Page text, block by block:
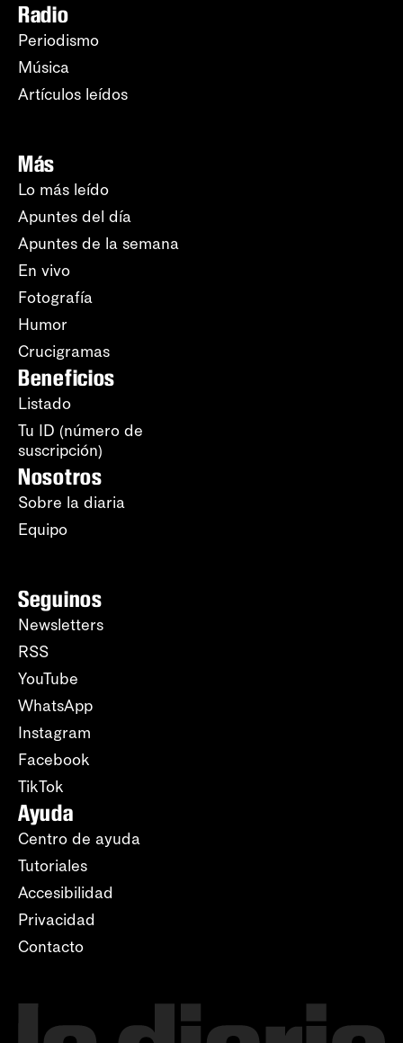
Radio
Periodismo
Música
Artículos leídos
Más
Lo más leído
Apuntes del día
Apuntes de la semana
En vivo
Fotografía
Humor
Crucigramas
Beneficios
Listado
Tu ID (número de
suscripción)
Nosotros
Sobre la diaria
Equipo
Seguinos
Newsletters
RSS
YouTube
WhatsApp
Instagram
Facebook
TikTok
Ayuda
Centro de ayuda
Tutoriales
Accesibilidad
Privacidad
Contacto